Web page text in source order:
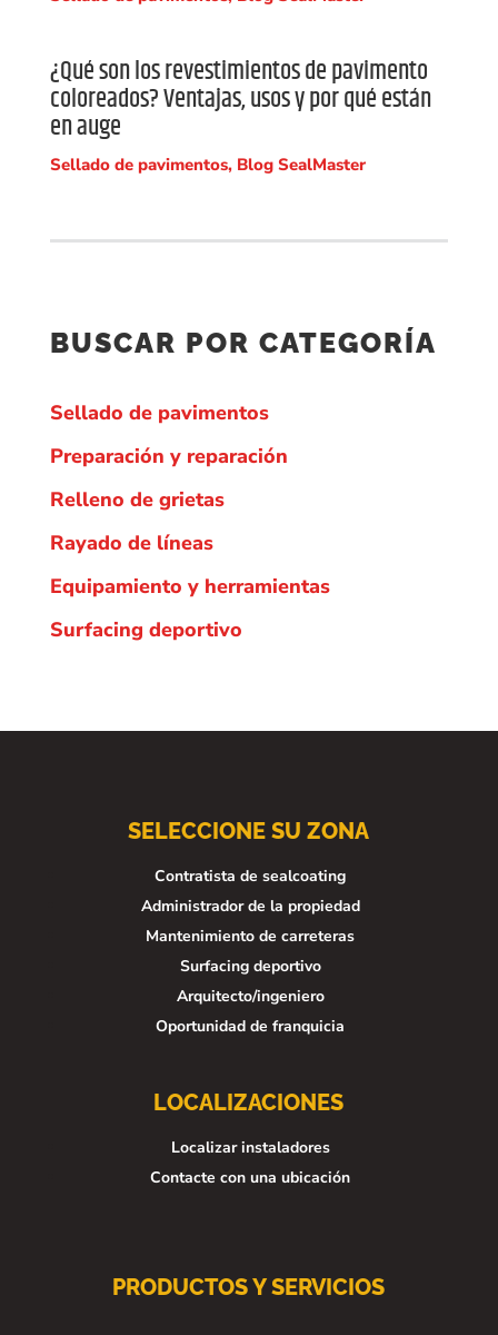
¿Qué son los revestimientos de pavimento
coloreados? Ventajas, usos y por qué están
en auge
Sellado de pavimentos, Blog SealMaster
BUSCAR POR CATEGORÍA
Sellado de pavimentos
Preparación y reparación
Relleno de grietas
Rayado de líneas
Equipamiento y herramientas
Surfacing deportivo
SELECCIONE SU ZONA
Contratista de sealcoating
Administrador de la propiedad
Mantenimiento de carreteras
Surfacing deportivo
Arquitecto/ingeniero
Oportunidad de franquicia
LOCALIZACIONES
Localizar instaladores
Contacte con una ubicación
PRODUCTOS Y SERVICIOS